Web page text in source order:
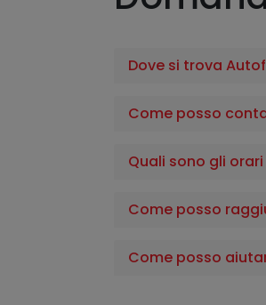
Dove si trova
Come posso
Quali sono gli
Come posso
Come posso